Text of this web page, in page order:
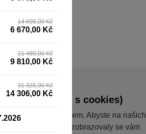
14 606,00 Kč
6 670,00 Kč
21 480,00 Kč
9 810,00 Kč
31 325,00 Kč
14 306,00 Kč
(souhlas s cookies)
co nejlepší zážitkem. Abyste na našich
klikání a nezobrazovaly se vám